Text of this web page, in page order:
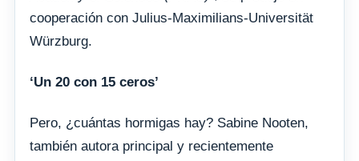
cooperación con Julius-Maximilians-Universität
Würzburg.
‘Un 20 con 15 ceros’
Pero, ¿cuántas hormigas hay? Sabine Nooten,
también autora principal y recientemente